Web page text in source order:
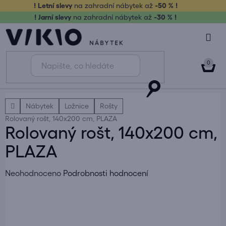
obsah
! Letní slevy na zahradní nábytek až-50 % !
! Jarní slevy na zahradní nábytek až -30 % !
DomůNábytek Ložnice
Rošty
Rolovaný rošt, 140x200 cm, PLAZA
Rolovaný rošt, 140x200 cm,
PLAZA
Průměrné
Neohodnoceno Podrobnosti hodnocení